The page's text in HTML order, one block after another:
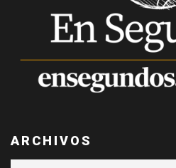
ARCHIVOS